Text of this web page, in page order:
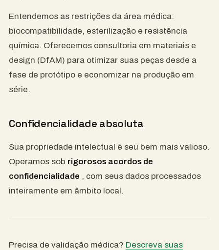
Entendemos as restrições da área médica:
biocompatibilidade, esterilização e resistência
química. Oferecemos consultoria em materiais e
design (DfAM) para otimizar suas peças desde a
fase de protótipo e economizar na produção em
série.
Confidencialidade absoluta
Sua propriedade intelectual é seu bem mais valioso.
Operamos sob rigorosos acordos de
confidencialidade , com seus dados processados ​​
inteiramente em âmbito local.
Precisa de validação médica? Descreva suas